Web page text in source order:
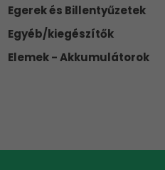
Egerek és Billentyűzetek
Egyéb/kiegészítők
Elemek - Akkumulátorok